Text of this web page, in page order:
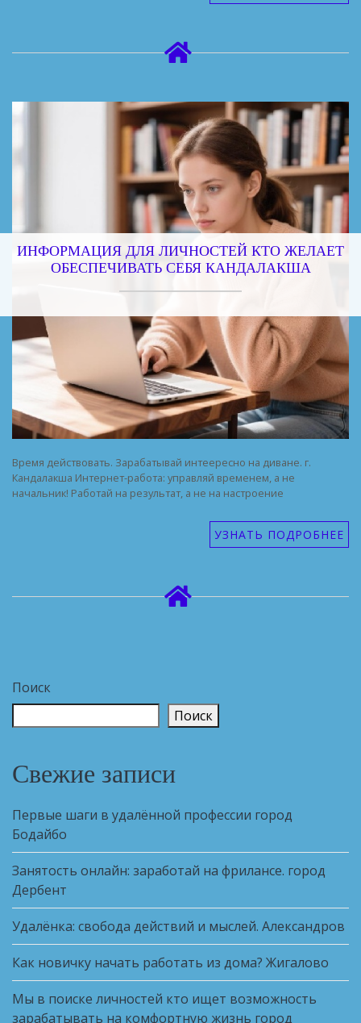
ИНФОРМАЦИЯ ДЛЯ ЛИЧНОСТЕЙ КТО ЖЕЛАЕТ
ОБЕСПЕЧИВАТЬ СЕБЯ КАНДАЛАКША
Время действовать. Зарабатывай интеересно на диване. г.
Кандалакша Интернет-работа: управляй временем, а не
начальник! Работай на результат, а не на настроение
УЗНАТЬ ПОДРОБНЕЕ
Поиск
Поиск
Свежие записи
Первые шаги в удалённой профессии город
Бодайбо
Занятость онлайн: заработай на фрилансе. город
Дербент
Удалёнка: свобода действий и мыслей. Александров
Как новичку начать работать из дома? Жигалово
Мы в поиске личностей кто ищет возможность
зарабатывать на комфортную жизнь город